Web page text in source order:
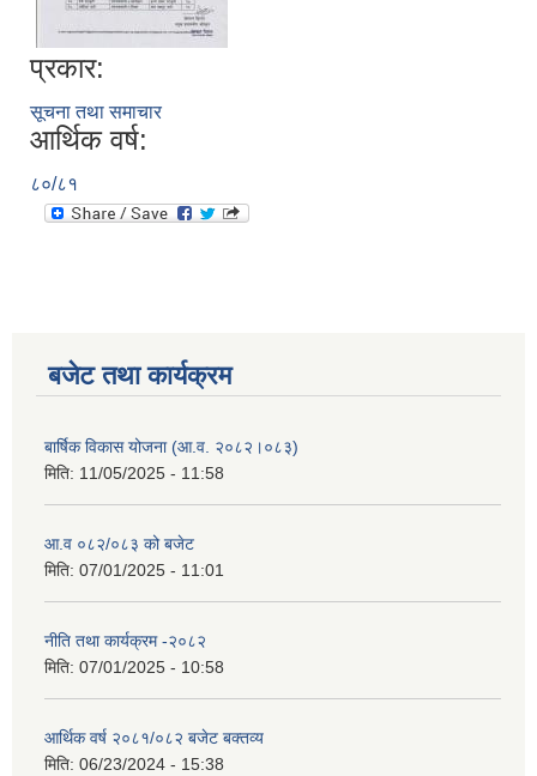
प्रकार:
सूचना तथा समाचार
आर्थिक वर्ष:
८०/८१
बजेट तथा कार्यक्रम
बार्षिक विकास योजना (आ.व. २०८२।०८३)
मिति: 11/05/2025 - 11:58
आ.व ०८२/०८३ को बजेट
मिति: 07/01/2025 - 11:01
नीति तथा कार्यक्रम -२०८२
मिति: 07/01/2025 - 10:58
आर्थिक वर्ष २०८१/०८२ बजेट बक्तव्य
मिति: 06/23/2024 - 15:38